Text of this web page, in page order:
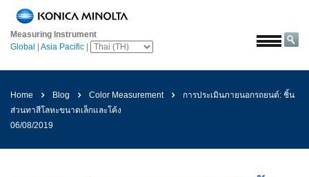
Measuring Instrument
Global
Asia Pacific
หน้า
หลัก
โซลูชั่น
การ
บิน
และ
อวกาศ
Home Blog Color Measurement
การประเมินภายนอกรถยนต์: ชิ้น
ส่วนทาสีโลหะขนาดเล็กและโค้ง
06/08/2019